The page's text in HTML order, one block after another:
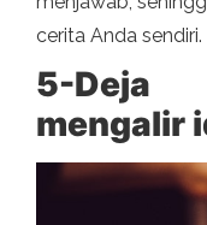
cerita Anda sendiri.
5-Deja
mengalir